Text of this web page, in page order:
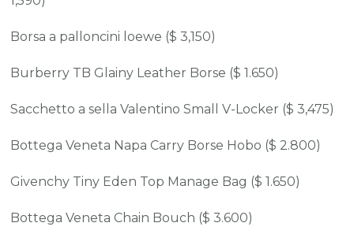
Borsa a palloncini loewe ($ 3,150)
Burberry TB Glainy Leather Borse ($ 1.650)
Sacchetto a sella Valentino Small V-Locker ($ 3,475)
Bottega Veneta Napa Carry Borse Hobo ($ 2.800)
Givenchy Tiny Eden Top Manage Bag ($ 1.650)
Bottega Veneta Chain Bouch ($ 3.600)